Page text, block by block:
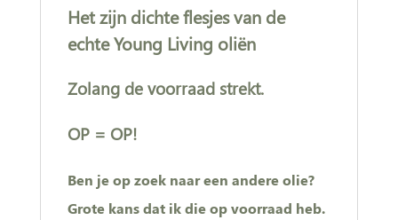
Het zijn dichte flesjes van de
echte Young Living oliën
Zolang de voorraad strekt.
OP = OP!
Ben je op zoek naar een andere olie?
Grote kans dat ik die op voorraad heb.